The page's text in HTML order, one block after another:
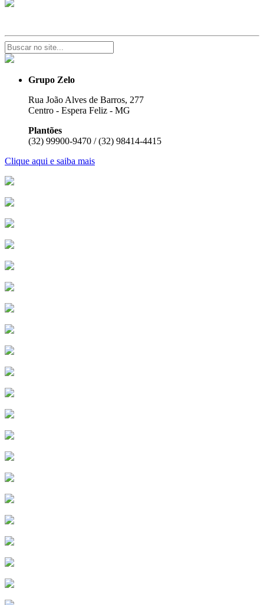
Grupo Zelo
Rua João Alves de Barros, 277
Centro - Espera Feliz - MG
Plantões
(32) 99900-9470 / (32) 98414-4415
Clique aqui e saiba mais